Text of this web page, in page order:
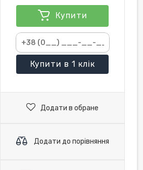
Купити
Купити в 1 клік
Додати в обране
Додати до порівняння